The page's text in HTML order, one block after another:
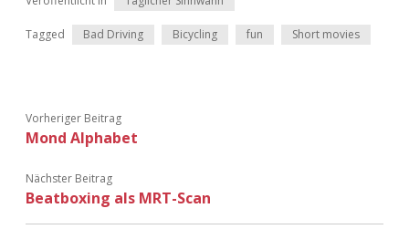
Tagged Bad Driving Bicycling fun Short movies
Vorheriger Beitrag
Mond Alphabet
Nächster Beitrag
Beatboxing als MRT-Scan